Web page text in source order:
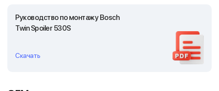
Руководство по монтажу Bosch
Twin Spoiler 530S
Скачать